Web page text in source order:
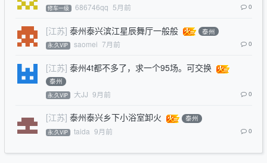
修车一级 686746qq 5月前 0
[江苏] 泰州泰兴滨江星辰舞厅一般般 泰州
永.久VIP saomei 7月前 0
[江苏] 泰州4t都不多了，求一个95场。可交换
泰州
永.久VIP 大JJ 9月前 0
[江苏] 泰州泰兴乡下小浴室卸火 泰州
永.久VIP taida 9月前 0